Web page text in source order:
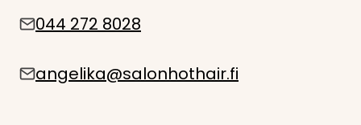
044 272 8028
angelika@salonhothair.fi